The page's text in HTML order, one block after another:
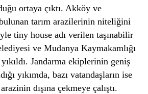
ortaya çıktı. Akköy ve
tarım arazilerinin niteliğini
tiny house adı verilen taşınabilir
ve Mudanya Kaymakamlığı
Jandarma ekiplerinin geniş
yıkımda, bazı vatandaşların ise
dışına çekmeye çalıştı.